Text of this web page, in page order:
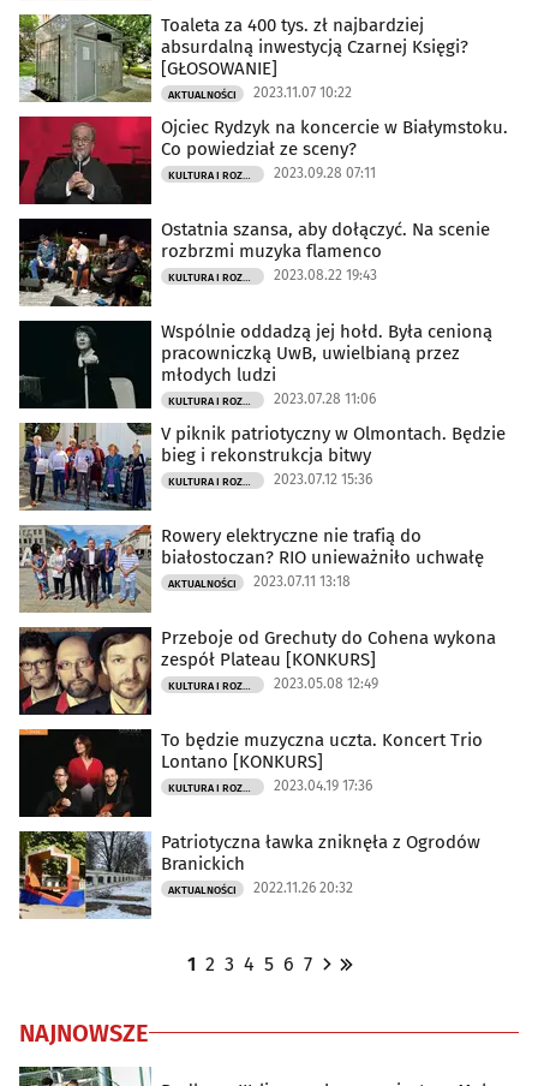
Toaleta za 400 tys. zł najbardziej
absurdalną inwestycją Czarnej Księgi?
[GŁOSOWANIE]
AKTUALNOŚCI 2023.11.07 10:22
Ojciec Rydzyk na koncercie w Białymstoku.
Co powiedział ze sceny?
2023.09.28 07:11
Ostatnia szansa, aby dołączyć. Na scenie
rozbrzmi muzyka flamenco
2023.08.22 19:43
Wspólnie oddadzą jej hołd. Była cenioną
pracowniczką UwB, uwielbianą przez
młodych ludzi
2023.07.28 11:06
V piknik patriotyczny w Olmontach. Będzie
bieg i rekonstrukcja bitwy
2023.07.12 15:36
Rowery elektryczne nie trafią do
białostoczan? RIO unieważniło uchwałę
AKTUALNOŚCI 2023.07.11 13:18
Przeboje od Grechuty do Cohena wykona
zespół Plateau [KONKURS]
2023.05.08 12:49
To będzie muzyczna uczta. Koncert Trio
Lontano [KONKURS]
2023.04.19 17:36
Patriotyczna ławka zniknęła z Ogrodów
Branickich
AKTUALNOŚCI 2022.11.26 20:32
1 2 3 4 5 6 7
NAJNOWSZE